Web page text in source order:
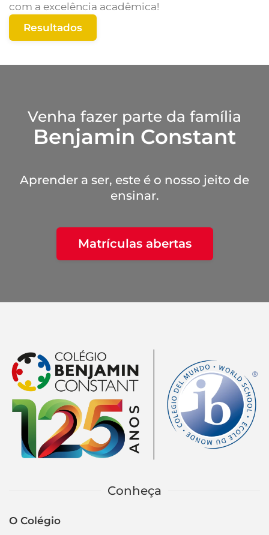
com a excelência acadêmica!
Resultados
Venha fazer parte da família
Benjamin Constant
Aprender a ser, este é o nosso jeito de
ensinar.
Matrículas abertas
Conheça
O Colégio